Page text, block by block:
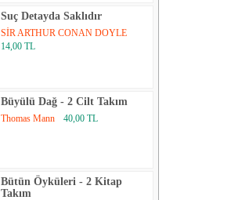
Suç Detayda Saklıdır
SİR ARTHUR CONAN DOYLE
14,00 TL
Büyülü Dağ - 2 Cilt Takım
Thomas Mann 40,00 TL
Bütün Öyküleri - 2 Kitap
Takım